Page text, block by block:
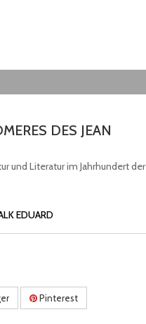
DES JEAN
und Literatur im Jahrhundert der
EDUARD
Pinterest